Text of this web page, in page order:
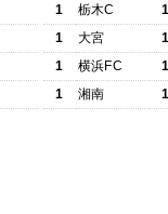
1
栃木C
1
大宮
1
横浜FC
1
湘南